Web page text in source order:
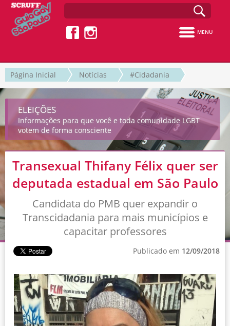
MENU
Página Inicial Notícias #Cidadania
ELEIÇÕES
Informações para que você e toda comunidade LGBT
votem de forma consciente
Transexual Thifany Félix quer ser
deputada estadual em São Paulo
Candidata do PMB quer expandir o
Transcidadania para mais municípios e
capacitar professores
Publicado em 12/09/2018